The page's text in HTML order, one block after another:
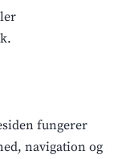
fungerer
navigation og